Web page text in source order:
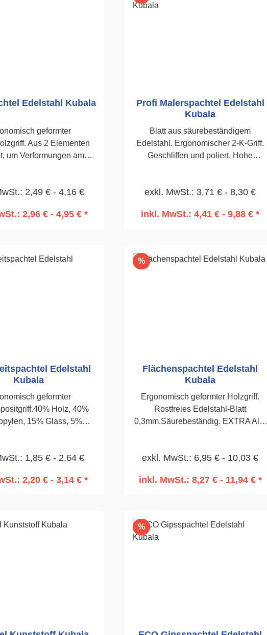
Edelstahl Kubala
geformter
Aus 2 Elementen
um Verformungen am
2,49 € - 4,16 €
2,96 € - 4,95 € *
Profi Malerspachtel Edelstahl
Kubala
Blatt aus säurebeständigem
Edelstahl. Ergonomischer 2-K-Griff.
Geschliffen und poliert. Hohe
exkl. MwSt.: 3,71 € - 8,30 €
inkl. MwSt.: 4,41 € - 9,88 € *
Edelstahl
Kubala
geformter
Holz, 40%
15% Glass, 5%
eines
1,85 € - 2,64 €
2,20 € - 3,14 € *
%Rabatt
Flächenspachtel Edelstahl
Kubala
Ergonomisch geformter Holzgriff.
Rostfreies Edelstahl-Blatt
0,3mm.Säurebeständig. EXTRA Alu-
von Putzen und Spachtelungen.
kräftesparend.350 mm
exkl. MwSt.: 6,95 € - 10,03 €
inkl. MwSt.: 8,27 € - 11,94 € *
%Rabatt